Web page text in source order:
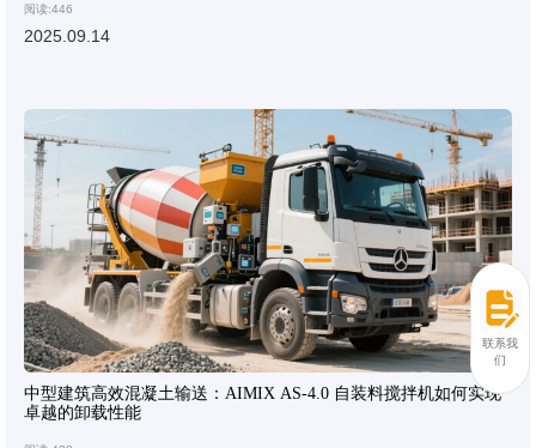
阅读:446
2025.09.14
中型建筑高效混凝土输送：AIMIX AS-4.0 自装料搅拌机如何实现
卓越的卸载性能
联系我
们